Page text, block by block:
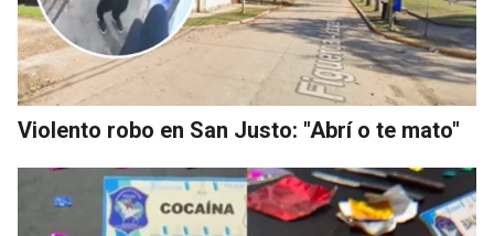
Violento robo en San Justo: "Abrí o te mato"